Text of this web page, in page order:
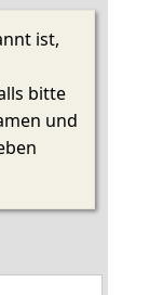
ist,
bitte
und